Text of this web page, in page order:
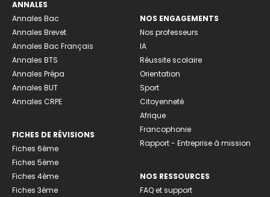
ANNALES
Annales Bac
Annales Brevet
Annales Bac Français
Annales BTS
Annales Prépa
Annales BUT
Annales CRPE
FICHES DE RÉVISIONS
Fiches 6ème
Fiches 5ème
Fiches 4ème
Fiches 3ème
NOS ENGAGEMENTS
Nos professeurs
IA
Réussite scolaire
Orientation
Sport
Citoyenneté
Afrique
Francophonie
Rapport - Entreprise à mission
NOS RESSOURCES
FAQ et support